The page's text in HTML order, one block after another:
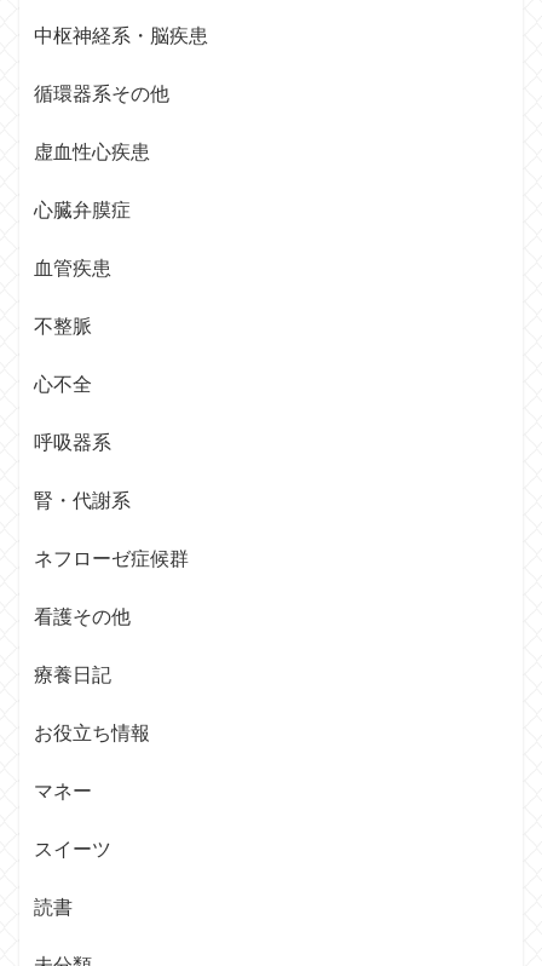
中枢神経系・脳疾患
循環器系その他
虚血性心疾患
心臓弁膜症
血管疾患
不整脈
心不全
呼吸器系
腎・代謝系
ネフローゼ症候群
看護その他
療養日記
お役立ち情報
マネー
スイーツ
読書